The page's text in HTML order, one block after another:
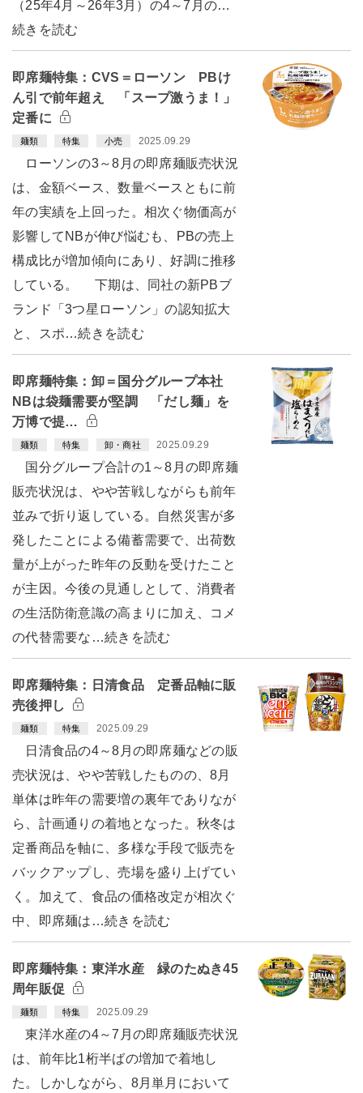
（25年4月～26年3月）の4～7月の…
続きを読む
即席麺特集：CVS＝ローソン PBけ
ん引で前年超え 「スープ激うま！」
定番に
麺類 特集 小売 2025.09.29
ローソンの3～8月の即席麺販売状況
は、金額ベース、数量ベースともに前
年の実績を上回った。相次ぐ物価高が
影響してNBが伸び悩むも、PBの売上
構成比が増加傾向にあり、好調に推移
している。 下期は、同社の新PBブ
ランド「3つ星ローソン」の認知拡大
と、スポ…続きを読む
即席麺特集：卸＝国分グループ本社
NBは袋麺需要が堅調 「だし麺」を
万博で提…
麺類 特集 卸・商社 2025.09.29
国分グループ合計の1～8月の即席麺
販売状況は、やや苦戦しながらも前年
並みで折り返している。自然災害が多
発したことによる備蓄需要で、出荷数
量が上がった昨年の反動を受けたこと
が主因。今後の見通しとして、消費者
の生活防衛意識の高まりに加え、コメ
の代替需要な…続きを読む
即席麺特集：日清食品 定番品軸に販
売後押し
麺類 特集 2025.09.29
日清食品の4～8月の即席麺などの販
売状況は、やや苦戦したものの、8月
単体は昨年の需要増の裏年でありなが
ら、計画通りの着地となった。秋冬は
定番商品を軸に、多様な手段で販売を
バックアップし、売場を盛り上げてい
く。加えて、食品の価格改定が相次ぐ
中、即席麺は…続きを読む
即席麺特集：東洋水産 緑のたぬき45
周年販促
麺類 特集 2025.09.29
東洋水産の4～7月の即席麺販売状況
は、前年比1桁半ばの増加で着地し
た。しかしながら、8月単月において